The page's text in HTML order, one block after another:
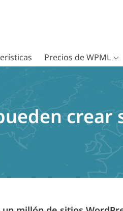
Precios de WPML